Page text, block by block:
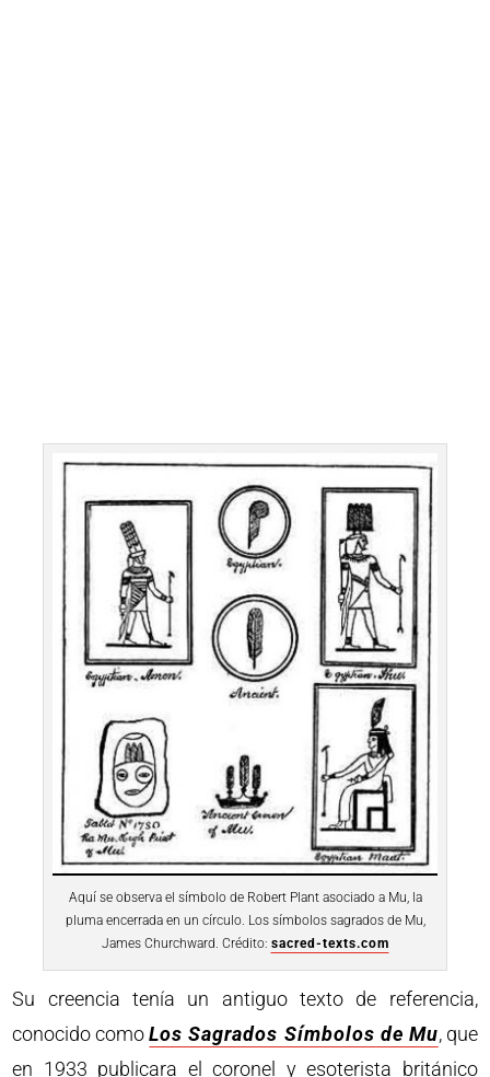
Aquí se observa el símbolo de Robert Plant asociado a Mu, la
pluma encerrada en un círculo. Los símbolos sagrados de Mu,
James Churchward. Crédito: sacred-texts.com
Su creencia tenía un antiguo texto de referencia,
conocido comoLos Sagrados Símbolos de Mu, que
en 1933 publicara el coronel y esoterista británico